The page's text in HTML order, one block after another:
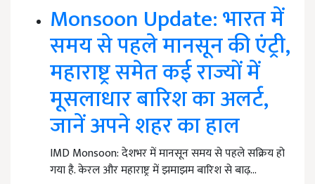
Monsoon Update: भारत में
समय से पहले मानसून की एंट्री,
महाराष्ट्र समेत कई राज्यों में
मूसलाधार बारिश का अलर्ट,
जानें अपने शहर का हाल
IMD Monsoon: देशभर में मानसून समय से पहले सक्रिय हो
गया है. केरल और महाराष्ट्र में झमाझम बारिश से बाढ़…